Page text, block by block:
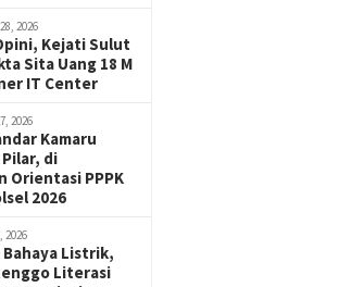
2026
Kejati Sulut
Sita Uang 18 M
IT Center
2026
Kamaru
di
Orientasi PPPK
2026
2026
Bahaya Listrik,
Literasi